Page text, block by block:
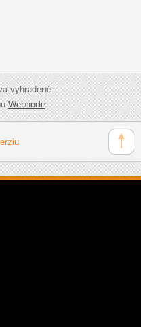
vyhradené.
Webnode